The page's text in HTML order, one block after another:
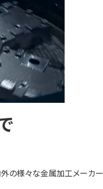
の様々な金属加工メー